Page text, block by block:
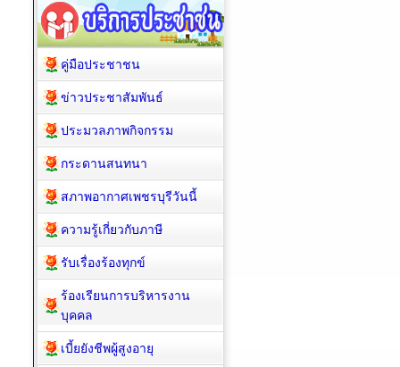
คู่มือประชาชน
ข่าวประชาสัมพันธ์
ประมวลภาพกิจกรรม
กระดานสนทนา
สภาพอากาศเพชรบุรีวันนี้
ความรู้เกี่ยวกับภาษี
รับเรื่องร้องทุกข์
ร้องเรียนการบริหารงาน
บุคคล
เบี้ยยังชีพผู้สูงอายุ